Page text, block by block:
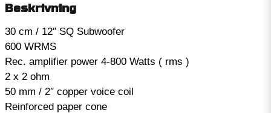
Beskrivning
30 cm / 12″ SQ Subwoofer
600 WRMS
Rec. amplifier power 4-800 Watts ( rms )
2 x 2 ohm
50 mm / 2″ copper voice coil
Reinforced paper cone